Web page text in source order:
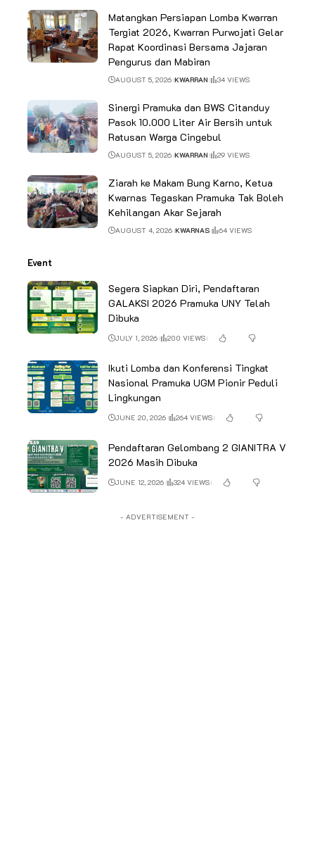
Matangkan Persiapan Lomba Kwarran
Tergiat 2026, Kwarran Purwojati Gelar
Rapat Koordinasi Bersama Jajaran
Pengurus dan Mabiran
AUGUST 5, 2026 KWARRAN 34 VIEWS
Sinergi Pramuka dan BWS Citanduy
Pasok 10.000 Liter Air Bersih untuk
Ratusan Warga Cingebul
AUGUST 5, 2026 KWARRAN 29 VIEWS
Ziarah ke Makam Bung Karno, Ketua
Kwarnas Tegaskan Pramuka Tak Boleh
Kehilangan Akar Sejarah
AUGUST 4, 2026 KWARNAS 64 VIEWS
Event
Segera Siapkan Diri, Pendaftaran
GALAKSI 2026 Pramuka UNY Telah
Dibuka
JULY 1, 2026 200 VIEWS
Ikuti Lomba dan Konferensi Tingkat
Nasional Pramuka UGM Pionir Peduli
Lingkungan
JUNE 20, 2026 264 VIEWS
Pendaftaran Gelombang 2 GIANITRA V
2026 Masih Dibuka
JUNE 12, 2026 324 VIEWS
- ADVERTISEMENT -